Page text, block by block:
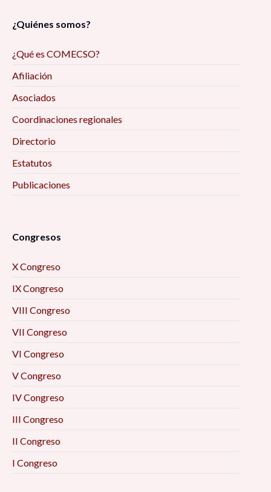
¿Quiénes somos?
¿Qué es COMECSO?
Afiliación
Asociados
Coordinaciones regionales
Directorio
Estatutos
Publicaciones
Congresos
X Congreso
IX Congreso
VIII Congreso
VII Congreso
VI Congreso
V Congreso
IV Congreso
III Congreso
II Congreso
I Congreso